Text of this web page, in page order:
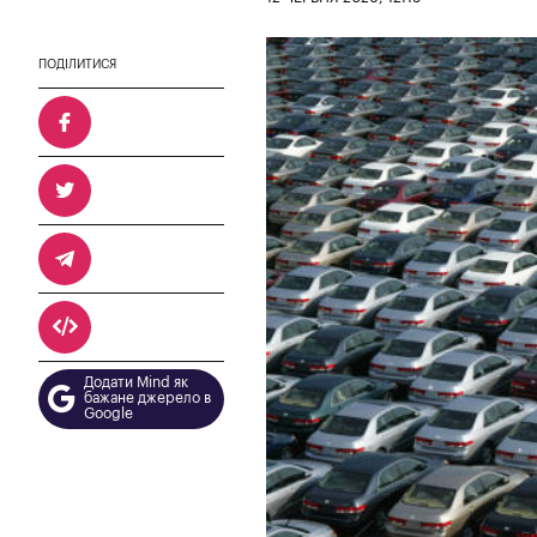
ПОДІЛИТИСЯ
Додати Mind як
бажане джерело в
Google